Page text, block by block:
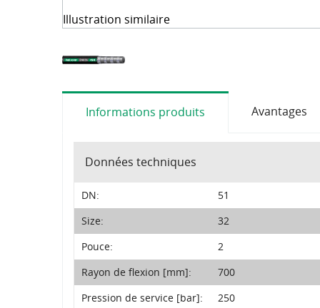
Fluide hydraulique et accessoires
Outils
Consommables
Illustration similaire
Informations produits Avantages
Données techniques
DN:
51
Size:
32
Pouce:
2
Rayon de flexion [mm]:
700
Pression de service [bar]:
250